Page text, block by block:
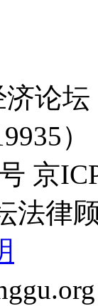
论
）
京
法律